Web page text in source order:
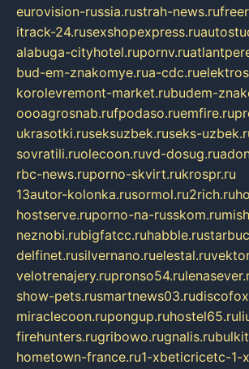
eurovision-russia.rustrah-news.ru
itrack-24.rusexshopexpress.ru
alabuga-cityhotel.rupornv.ru
bud-em-znakomye.rua-cdc.ru
korolevremont-market.rubudem-
oooagrosnab.rufpodaso.ruemfire.ru
ukrasotki.ruseksuzbek.ruseks-
sovratili.ruolecoon.ruvd-dosug.ru
rbc-news.ruporno-skvirt.rukrospr.ru
13autor-kolonka.rusormol.ru2rich.ru
hostserve.ruporno-na-russkom.ru
neznobi.rubigfatcc.ruhabble.ru
delfinet.rusilvernano.ruelestal.ru
velotrenajery.rupronso54.ru
show-pets.rusmartnews03.ru
miraclecoon.rupongup.ruhostel65.ru
firehunters.rugribowo.rugnalis.ru
hometown-france.ru1-xbeticricetc-1-